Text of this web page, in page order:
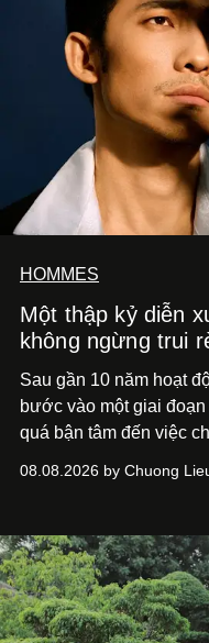
HOMMES
Một thập kỷ diễn
không ngừng trui
Sau gần 10 năm hoạt
bước vào một giai
quá bận tâm đến việc
phim điện ảnh trong
bằng một tâm thế điềm
dồi và chờ đợi những
những vùng đất mới. Ở
không phải những đích
08.08.2026 by Chuong